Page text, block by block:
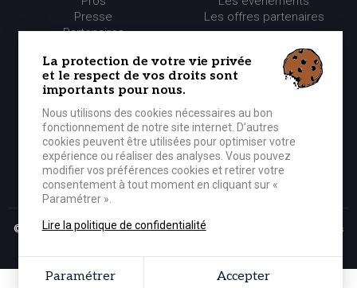
Presse
Partenaires
Les offres partenaires
LE CLUB
Historique
Organigramme
Vidéos
BOUTIQUE OFFICIELLE CONTACTER LE CEP
© 2026 CEP Lorient Basket-Ball - Tous droits réservés -
Mentions légales
La protection de votre vie privée
et le respect de vos droits sont
importants pour nous.
Nous utilisons des cookies nécessaires au bon
fonctionnement de notre site internet. D’autres
cookies peuvent être utilisées pour optimiser votre
expérience ou réaliser des analyses. Vous pouvez
modifier vos préférences cookies et retirer votre
consentement à tout moment en cliquant sur «
Paramétrer ».
Lire la politique de confidentialité
Paramétrer Accepter